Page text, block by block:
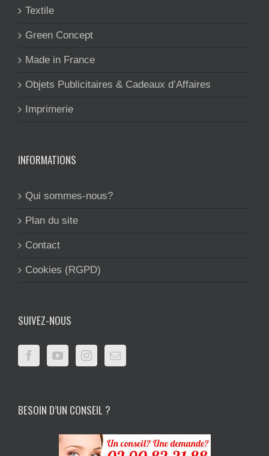
Textile
Green Concept
Made in France
Objets Publicitaires & Cadeaux d’Affaires
Imprimerie
INFORMATIONS
Qui sommes-nous?
Plan du site
Contact
Cookies (RGPD)
SUIVEZ-NOUS
BESOIN D’UN CONSEIL ?